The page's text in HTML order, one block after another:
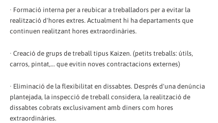
· Formació interna per a reubicar a treballadors per a evitar la
realització d'hores extres. Actualment hi ha departaments que
continuen realitzant hores extraordinàries.
· Creació de grups de treball tipus Kaizen. (petits treballs: útils,
carros, pintat,... que evitin noves contractacions externes)
· Eliminació de la flexibilitat en dissabtes. Després d'una denúncia
plantejada, la inspecció de treball considera, la realització de
dissabtes cobrats exclusivament amb diners com hores
extraordinàries.